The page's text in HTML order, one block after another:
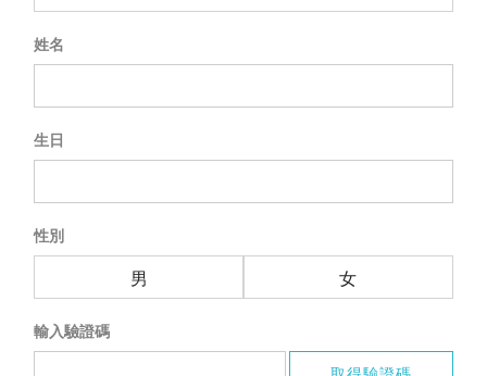
姓名
生日
性別
男 女
輸入驗證碼